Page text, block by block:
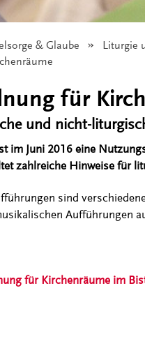
& Glaube Liturgie
für
und nicht-
im Juni 2016 eine
zahlreiche Hinweise für
sind
Aufführungen
für Kirchenräume im